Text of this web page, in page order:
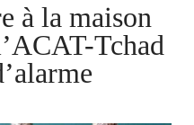
à la maison
Tchad